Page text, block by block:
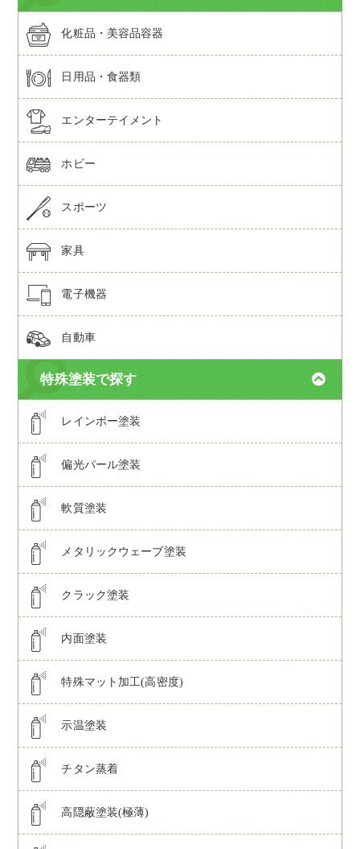
化粧品・美容品容器
日用品・食器類
エンターテイメント
ホビー
スポーツ
家具
電子機器
自動車
特殊塗装で探す
レインボー塗装
偏光パール塗装
軟質塗装
メタリックウェーブ塗装
クラック塗装
内面塗装
特殊マット加工(高密度)
示温塗装
チタン蒸着
高隠蔽塗装(極薄)